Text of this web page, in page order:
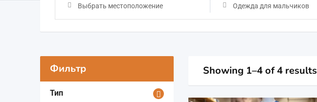
Выбрать местоположение Одежда для мальчиков
Фильтр
Тип
Showing 1–4 of 4 results